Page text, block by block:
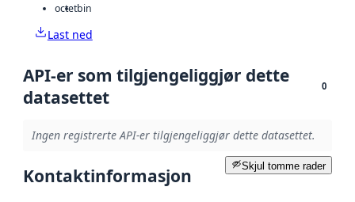
octetbin
Last ned
API-er som tilgjengeliggjør dette
datasettet
0
Ingen registrerte API-er tilgjengeliggjør dette datasettet.
Skjul tomme rader
Kontaktinformasjon